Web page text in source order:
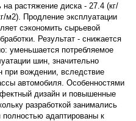
растяжение диска - 27.4 (кг/
м2). Продление эксплуатации
сэкономить сырьевой
Результат - снижается
уменьшается потребляемое
шин, значительно
при вождении, вследствие
автомобиля. Особенностями
дизайн и повышенные
разработкой занимались
полностью адаптированы к